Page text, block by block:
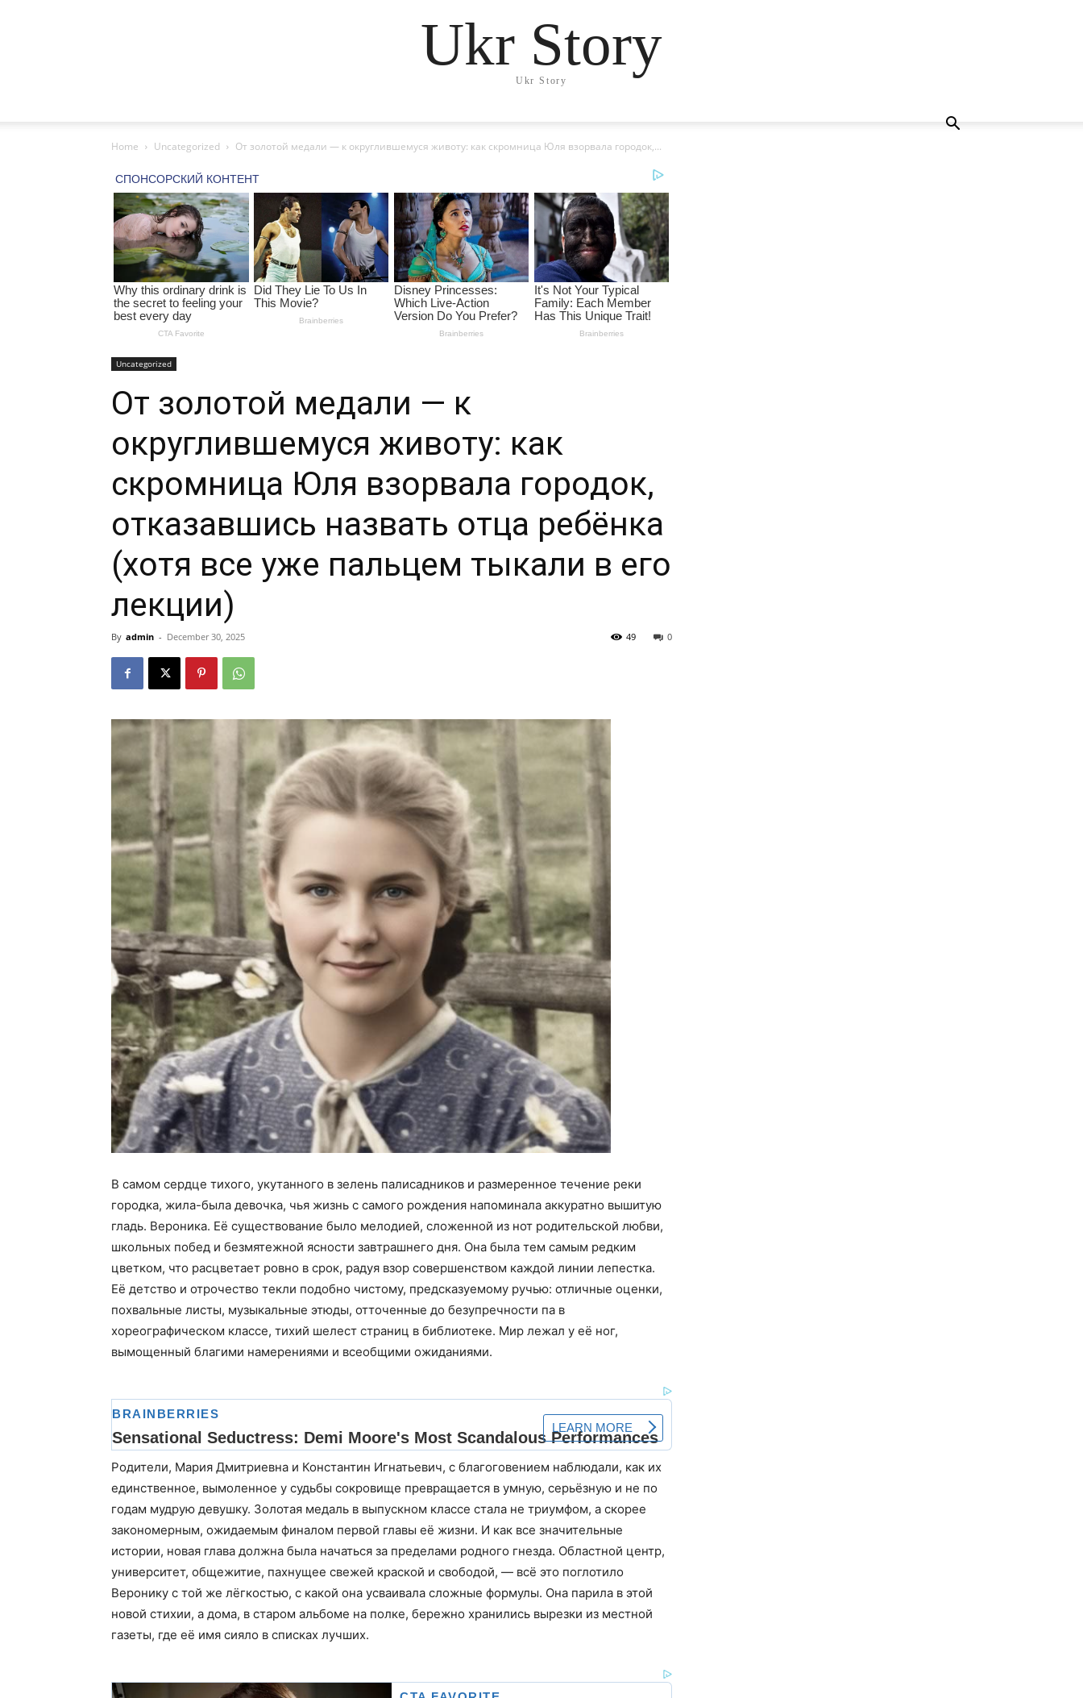
Ukr Story
Ukr Story
Home Uncategorized От золотой медали — к округлившемуся животу: как скромница Юля взорвала городок,...
Uncategorized
От золотой медали — к
округлившемуся животу: как
скромница Юля взорвала городок,
отказавшись назвать отца ребёнка
(хотя все уже пальцем тыкали в его
лекции)
By admin - December 30, 2025 0
49
В самом сердце тихого, укутанного в зелень палисадников и размеренное течение реки
городка, жила-была девочка, чья жизнь с самого рождения напоминала аккуратно вышитую
гладь. Вероника. Её существование было мелодией, сложенной из нот родительской любви,
школьных побед и безмятежной ясности завтрашнего дня. Она была тем самым редким
цветком, что расцветает ровно в срок, радуя взор совершенством каждой линии лепестка.
Её детство и отрочество текли подобно чистому, предсказуемому ручью: отличные оценки,
похвальные листы, музыкальные этюды, отточенные до безупречности па в
хореографическом классе, тихий шелест страниц в библиотеке. Мир лежал у её ног,
вымощенный благими намерениями и всеобщими ожиданиями.
Родители, Мария Дмитриевна и Константин Игнатьевич, с благоговением наблюдали, как их
единственное, вымоленное у судьбы сокровище превращается в умную, серьёзную и не по
годам мудрую девушку. Золотая медаль в выпускном классе стала не триумфом, а скорее
закономерным, ожидаемым финалом первой главы её жизни. И как все значительные
истории, новая глава должна была начаться за пределами родного гнезда. Областной центр,
университет, общежитие, пахнущее свежей краской и свободой, — всё это поглотило
Веронику с той же лёгкостью, с какой она усваивала сложные формулы. Она парила в этой
новой стихии, а дома, в старом альбоме на полке, бережно хранились вырезки из местной
газеты, где её имя сияло в списках лучших.